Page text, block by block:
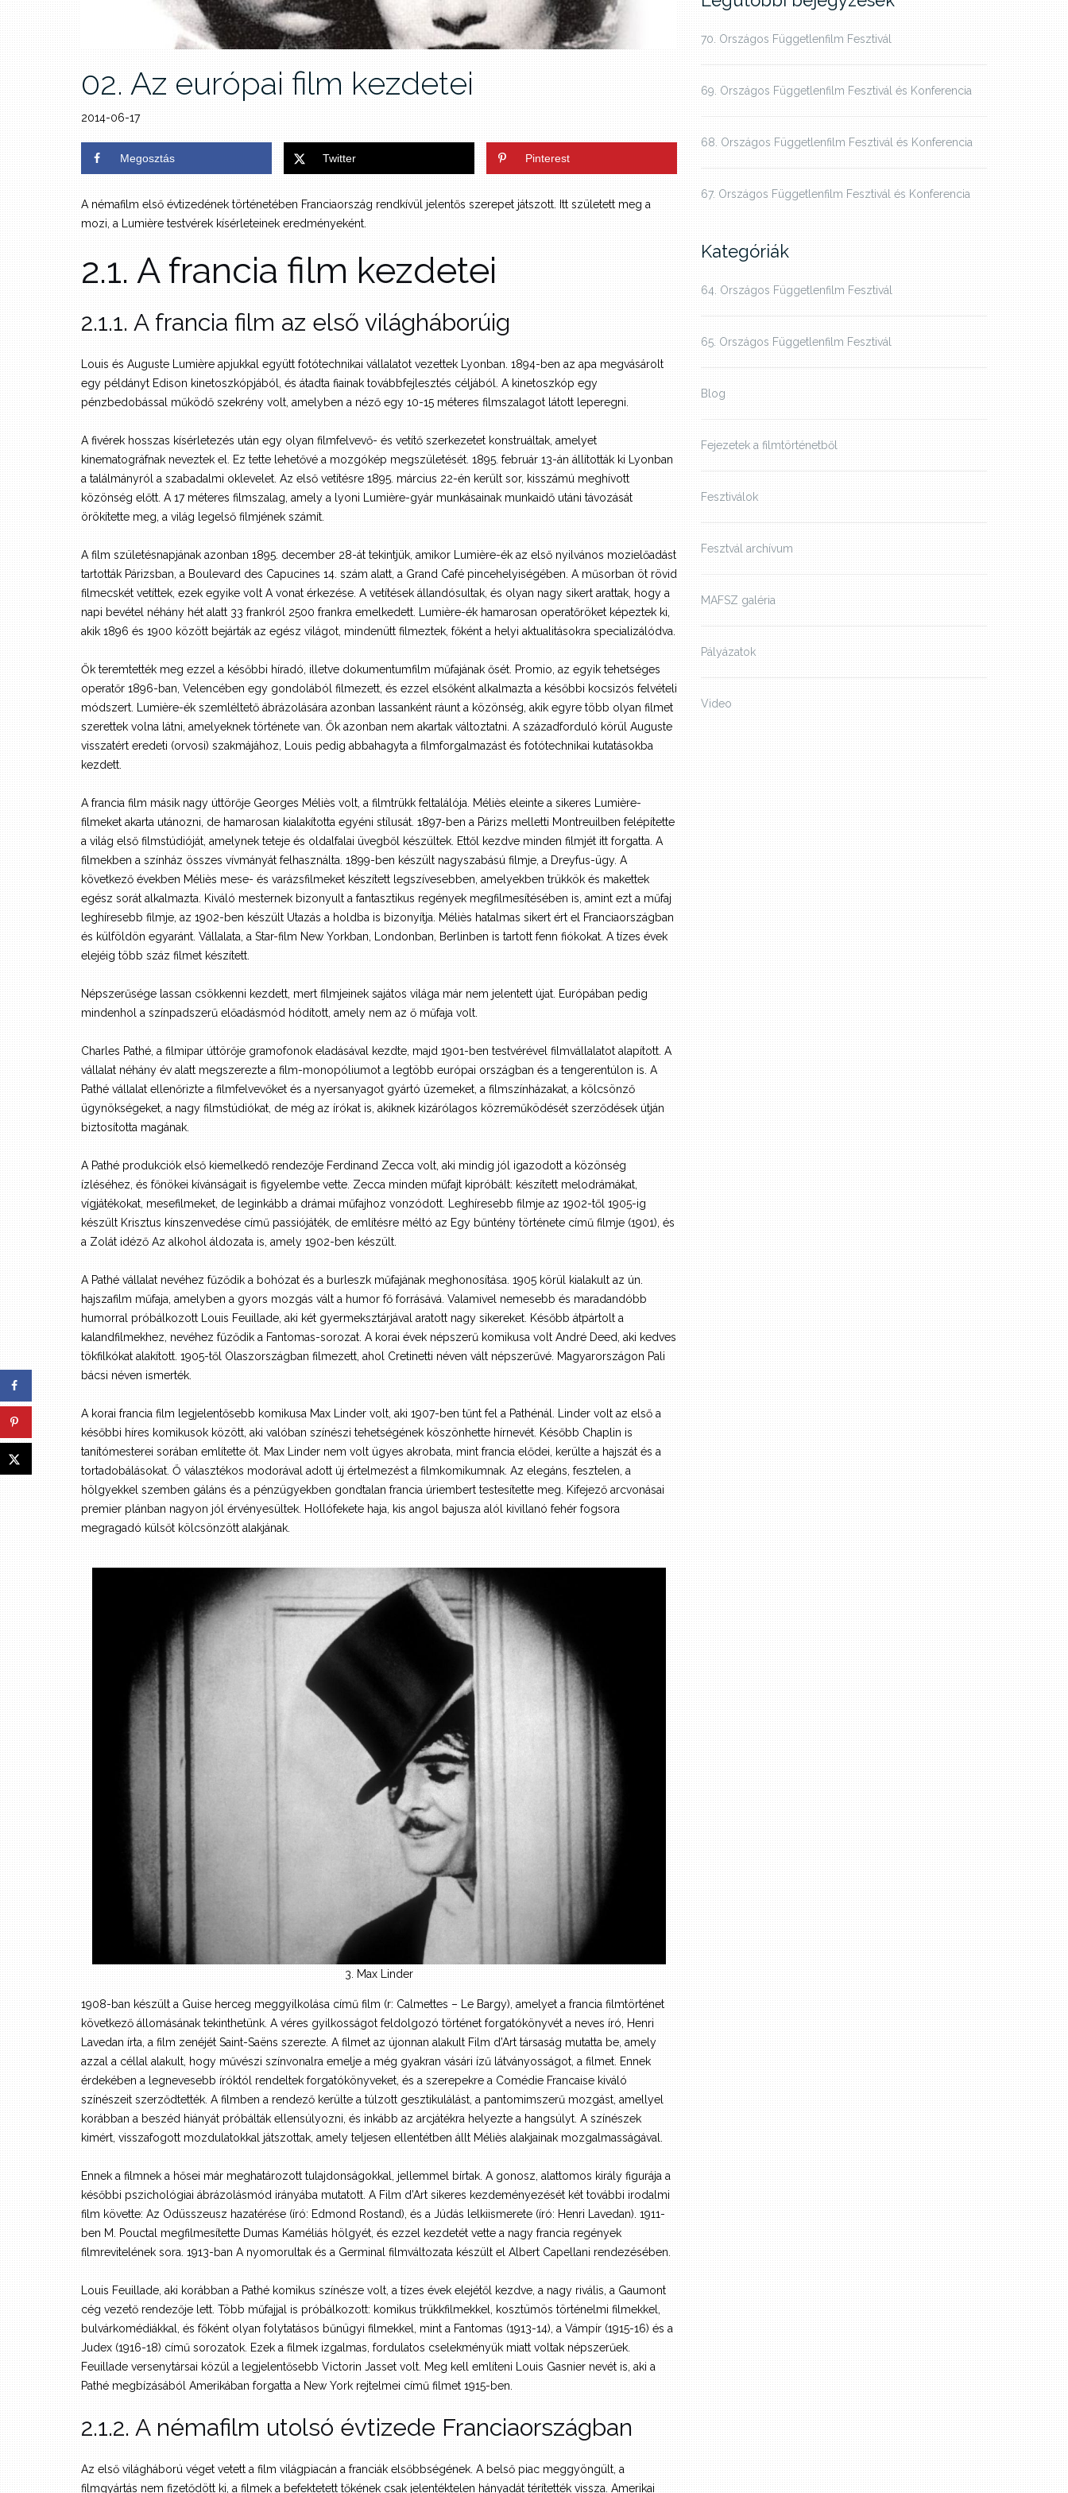
02. Az európai film kezdetei
2014-06-17
Megosztás Twitter Pinterest
A némafilm első évtizedének történetében Franciaország rendkívül jelentős szerepet játszott. Itt született meg a
mozi, a Lumière testvérek kísérleteinek eredményeként.
2.1. A francia film kezdetei
2.1.1. A francia film az első világháborúig
Louis és Auguste Lumière apjukkal együtt fotótechnikai vállalatot vezettek Lyonban. 1894-ben az apa megvásárolt
egy példányt Edison kinetoszkópjából, és átadta fiainak továbbfejlesztés céljából. A kinetoszkóp egy
pénzbedobással működő szekrény volt, amelyben a néző egy 10-15 méteres filmszalagot látott leperegni.
A fivérek hosszas kísérletezés után egy olyan filmfelvevő- és vetítő szerkezetet konstruáltak, amelyet
kinematográfnak neveztek el. Ez tette lehetővé a mozgókép megszületését. 1895. február 13-án állították ki Lyonban
a találmányról a szabadalmi oklevelet. Az első vetítésre 1895. március 22-én került sor, kisszámú meghívott
közönség előtt. A 17 méteres filmszalag, amely a lyoni Lumière-gyár munkásainak munkaidő utáni távozását
örökítette meg, a világ legelső filmjének számít.
A film születésnapjának azonban 1895. december 28-át tekintjük, amikor Lumière-ék az első nyilvános mozielőadást
tartották Párizsban, a Boulevard des Capucines 14. szám alatt, a Grand Café pincehelyiségében. A műsorban öt rövid
filmecskét vetíttek, ezek egyike volt A vonat érkezése. A vetítések állandósultak, és olyan nagy sikert arattak, hogy a
napi bevétel néhány hét alatt 33 frankról 2500 frankra emelkedett. Lumière-ék hamarosan operatőröket képeztek ki,
akik 1896 és 1900 között bejárták az egész világot, mindenütt filmeztek, főként a helyi aktualitásokra specializálódva.
Ők teremtették meg ezzel a későbbi híradó, illetve dokumentumfilm műfajának ősét. Promio, az egyik tehetséges
operatőr 1896-ban, Velencében egy gondolából filmezett, és ezzel elsőként alkalmazta a későbbi kocsizós felvételi
módszert. Lumière-ék szemléltető ábrázolására azonban lassanként ráunt a közönség, akik egyre több olyan filmet
szerettek volna látni, amelyeknek története van. Ők azonban nem akartak változtatni. A századforduló körül Auguste
visszatért eredeti (orvosi) szakmájához, Louis pedig abbahagyta a filmforgalmazást és fotótechnikai kutatásokba
kezdett.
A francia film másik nagy úttörője Georges Méliès volt, a filmtrükk feltalálója. Méliès eleinte a sikeres Lumière-
filmeket akarta utánozni, de hamarosan kialakította egyéni stílusát. 1897-ben a Párizs melletti Montreuilben felépítette
a világ első filmstúdióját, amelynek teteje és oldalfalai üvegből készültek. Ettől kezdve minden filmjét itt forgatta. A
filmekben a színház összes vívmányát felhasználta. 1899-ben készült nagyszabású filmje, a Dreyfus-ügy. A
következő években Méliès mese- és varázsfilmeket készített legszívesebben, amelyekben trükkök és makettek
egész sorát alkalmazta. Kiváló mesternek bizonyult a fantasztikus regények megfilmesítésében is, amint ezt a műfaj
leghíresebb filmje, az 1902-ben készült Utazás a holdba is bizonyítja. Méliès hatalmas sikert ért el Franciaországban
és külföldön egyaránt. Vállalata, a Star-film New Yorkban, Londonban, Berlinben is tartott fenn fiókokat. A tízes évek
elejéig több száz filmet készített.
Népszerűsége lassan csökkenni kezdett, mert filmjeinek sajátos világa már nem jelentett újat. Európában pedig
mindenhol a színpadszerű előadásmód hódított, amely nem az ő műfaja volt.
Charles Pathé, a filmipar úttörője gramofonok eladásával kezdte, majd 1901-ben testvérével filmvállalatot alapított. A
vállalat néhány év alatt megszerezte a film-monopóliumot a legtöbb európai országban és a tengerentúlon is. A
Pathé vállalat ellenőrizte a filmfelvevőket és a nyersanyagot gyártó üzemeket, a filmszínházakat, a kölcsönző
ügynökségeket, a nagy filmstúdiókat, de még az írókat is, akiknek kizárólagos közreműködését szerződések útján
biztosította magának.
A Pathé produkciók első kiemelkedő rendezője Ferdinand Zecca volt, aki mindig jól igazodott a közönség
ízléséhez, és főnökei kívánságait is figyelembe vette. Zecca minden műfajt kipróbált: készített melodrámákat,
vígjátékokat, mesefilmeket, de leginkább a drámai műfajhoz vonzódott. Leghíresebb filmje az 1902-től 1905-ig
készült Krisztus kínszenvedése című passiójáték, de említésre méltó az Egy bűntény története című filmje (1901), és
a Zolát idéző Az alkohol áldozata is, amely 1902-ben készült.
A Pathé vállalat nevéhez fűződik a bohózat és a burleszk műfajának meghonosítása. 1905 körül kialakult az ún.
hajszafilm műfaja, amelyben a gyors mozgás vált a humor fő forrásává. Valamivel nemesebb és maradandóbb
humorral próbálkozott Louis Feuillade, aki két gyermeksztárjával aratott nagy sikereket. Később átpártolt a
kalandfilmekhez, nevéhez fűződik a Fantomas-sorozat. A korai évek népszerű komikusa volt André Deed, aki kedves
tökfilkókat alakított. 1905-től Olaszországban filmezett, ahol Cretinetti néven vált népszerűvé. Magyarországon Pali
bácsi néven ismerték.
A korai francia film legjelentősebb komikusa Max Linder volt, aki 1907-ben tűnt fel a Pathénál. Linder volt az első a
későbbi híres komikusok között, aki valóban színészi tehetségének köszönhette hírnevét. Később Chaplin is
tanítómesterei sorában említette őt. Max Linder nem volt ügyes akrobata, mint francia elődei, kerülte a hajszát és a
tortadobálásokat. Ő választékos modorával adott új értelmezést a filmkomikumnak. Az elegáns, fesztelen, a
hölgyekkel szemben gáláns és a pénzügyekben gondtalan francia úriembert testesítette meg. Kifejező arcvonásai
premier plánban nagyon jól érvényesültek. Hollófekete haja, kis angol bajusza alól kivillanó fehér fogsora
megragadó külsőt kölcsönzött alakjának.
3. Max Linder
1908-ban készült a Guise herceg meggyilkolása című film (r: Calmettes – Le Bargy), amelyet a francia filmtörténet
következő állomásának tekinthetünk. A véres gyilkosságot feldolgozó történet forgatókönyvét a neves író, Henri
Lavedan írta, a film zenéjét Saint-Saëns szerezte. A filmet az újonnan alakult Film d’Art társaság mutatta be, amely
azzal a céllal alakult, hogy művészi színvonalra emelje a még gyakran vásári ízű látványosságot, a filmet. Ennek
érdekében a legnevesebb íróktól rendeltek forgatókönyveket, és a szerepekre a Comédie Francaise kiváló
színészeit szerződtették. A filmben a rendező kerülte a túlzott gesztikulálást, a pantomimszerű mozgást, amellyel
korábban a beszéd hiányát próbálták ellensúlyozni, és inkább az arcjátékra helyezte a hangsúlyt. A színészek
kimért, visszafogott mozdulatokkal játszottak, amely teljesen ellentétben állt Méliès alakjainak mozgalmasságával.
Ennek a filmnek a hősei már meghatározott tulajdonságokkal, jellemmel bírtak. A gonosz, alattomos király figurája a
későbbi pszichológiai ábrázolásmód irányába mutatott. A Film d’Art sikeres kezdeményezését két további irodalmi
film követte: Az Odüsszeusz hazatérése (író: Edmond Rostand), és a Júdás lelkiismerete (író: Henri Lavedan). 1911-
ben M. Pouctal megfilmesítette Dumas Kaméliás hölgyét, és ezzel kezdetét vette a nagy francia regények
filmrevitelének sora. 1913-ban A nyomorultak és a Germinal filmváltozata készült el Albert Capellani rendezésében.
Louis Feuillade, aki korábban a Pathé komikus színésze volt, a tízes évek elejétől kezdve, a nagy rivális, a Gaumont
cég vezető rendezője lett. Több műfajjal is próbálkozott: komikus trükkfilmekkel, kosztümös történelmi filmekkel,
bulvárkomédiákkal, és főként olyan folytatásos bűnügyi filmekkel, mint a Fantomas (1913-14), a Vámpír (1915-16) és a
Judex (1916-18) című sorozatok. Ezek a filmek izgalmas, fordulatos cselekményük miatt voltak népszerűek.
Feuillade versenytársai közül a legjelentősebb Victorin Jasset volt. Meg kell említeni Louis Gasnier nevét is, aki a
Pathé megbízásából Amerikában forgatta a New York rejtelmei című filmet 1915-ben.
2.1.2. A némafilm utolsó évtizede Franciaországban
Az első világháború véget vetett a film világpiacán a franciák elsőbbségének. A belső piac meggyöngült, a
filmgyártás nem fizetődött ki, a filmek a befektetett tőkének csak jelentéktelen hányadát térítették vissza. Amerikai
70. Országos Függetlenfilm Fesztivál
69. Országos Függetlenfilm Fesztivál és Konferencia
68. Országos Függetlenfilm Fesztivál és Konferencia
67. Országos Függetlenfilm Fesztivál és Konferencia
Kategóriák
64. Országos Függetlenfilm Fesztivál
65. Országos Függetlenfilm Fesztivál
Blog
Fejezetek a filmtörténetből
Fesztiválok
Fesztvál archívum
MAFSZ galéria
Pályázatok
Video